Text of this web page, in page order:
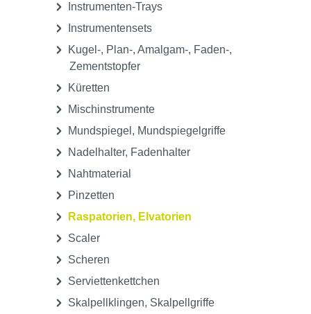
Instrumenten-Trays
Instrumentensets
Kugel-, Plan-, Amalgam-, Faden-,
Zementstopfer
Küretten
Mischinstrumente
Mundspiegel, Mundspiegelgriffe
Nadelhalter, Fadenhalter
Nahtmaterial
Pinzetten
Raspatorien, Elvatorien
Scaler
Scheren
Serviettenkettchen
Skalpellklingen, Skalpellgriffe